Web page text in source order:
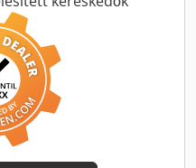
150 LE – 110
váltó – elektromos
– teherbírás: 3280 kg –
információ:
Akqewa